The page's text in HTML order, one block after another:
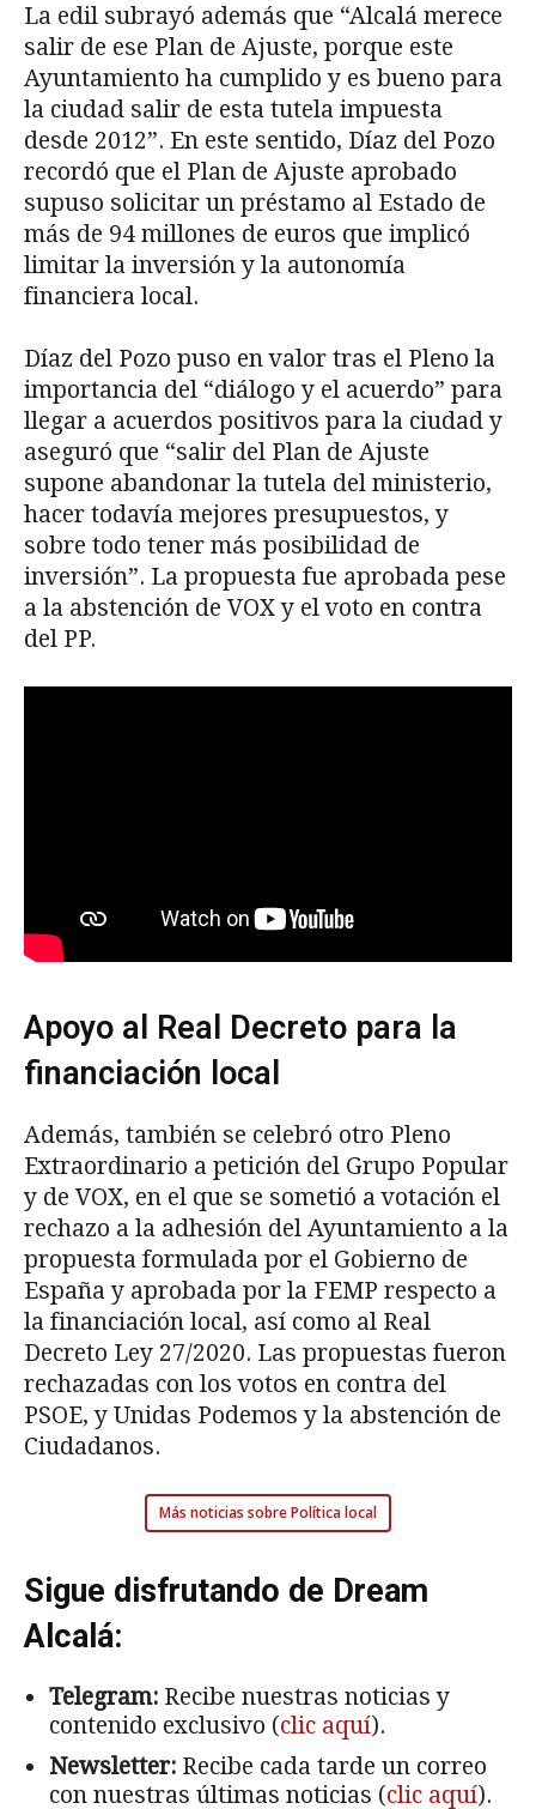
La edil subrayó además que “Alcalá merece
salir de ese Plan de Ajuste, porque este
Ayuntamiento ha cumplido y es bueno para
la ciudad salir de esta tutela impuesta
desde 2012”. En este sentido, Díaz del Pozo
recordó que el Plan de Ajuste aprobado
supuso solicitar un préstamo al Estado de
más de 94 millones de euros que implicó
limitar la inversión y la autonomía
financiera local.
Díaz del Pozo puso en valor tras el Pleno la
importancia del “diálogo y el acuerdo” para
llegar a acuerdos positivos para la ciudad y
aseguró que “salir del Plan de Ajuste
supone abandonar la tutela del ministerio,
hacer todavía mejores presupuestos, y
sobre todo tener más posibilidad de
inversión”. La propuesta fue aprobada pese
a la abstención de VOX y el voto en contra
del PP.
Apoyo al Real Decreto para la
financiación local
Además, también se celebró otro Pleno
Extraordinario a petición del Grupo Popular
y de VOX, en el que se sometió a votación el
rechazo a la adhesión del Ayuntamiento a la
propuesta formulada por el Gobierno de
España y aprobada por la FEMP respecto a
la financiación local, así como al Real
Decreto Ley 27/2020. Las propuestas fueron
rechazadas con los votos en contra del
PSOE, y Unidas Podemos y la abstención de
Ciudadanos.
Más noticias sobre Política local
Sigue disfrutando de Dream
Alcalá:
Telegram: Recibe nuestras noticias y
contenido exclusivo (clic aquí).
Newsletter: Recibe cada tarde un correo
con nuestras últimas noticias (clic aquí).